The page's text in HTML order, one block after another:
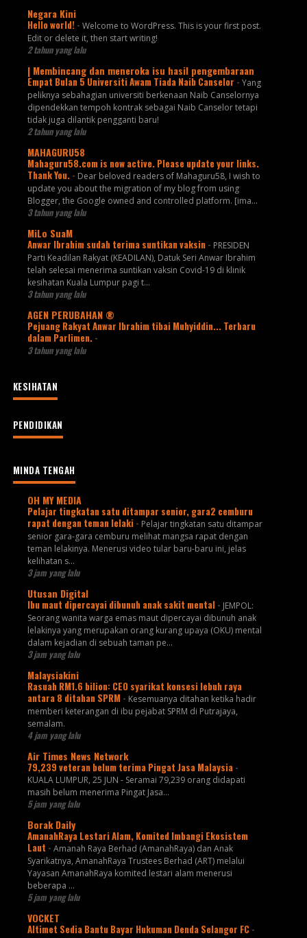
Negara Kini
Hello world! - Welcome to WordPress. This is your first post.
Edit or delete it, then start writing!
2 tahun yang lalu
| Membincang dan meneroka isu hasil pengembaraan
Empat Bulan 5 Universiti Awam Tiada Naib Canselor - Yang
peliknya sebahagian universiti berkenaan Naib Canselornya
dipendekkan tempoh kontrak sebagai Naib Canselor tetapi
tidak juga dilantik pengganti baru!
2 tahun yang lalu
MAHAGURU58
Mahaguru58.com is now active. Please update your links.
Thank You. - Dear beloved readers of Mahaguru58, I wish to
update you about the migration of my blog from using
Blogger, the Google owned and controlled platform. [ima...
3 tahun yang lalu
MiLo SuaM
Anwar Ibrahim sudah terima suntikan vaksin - PRESIDEN
Parti Keadilan Rakyat (KEADILAN), Datuk Seri Anwar Ibrahim
telah selesai menerima suntikan vaksin Covid-19 di klinik
kesihatan Kuala Lumpur pagi t...
3 tahun yang lalu
AGEN PERUBAHAN ®
Pejuang Rakyat Anwar Ibrahim tibai Muhyiddin... Terbaru
dalam Parlimen. -
3 tahun yang lalu
KESIHATAN
PENDIDIKAN
MINDA TENGAH
OH MY MEDIA
Pelajar tingkatan satu ditampar senior, gara2 cemburu
rapat dengan teman lelaki - Pelajar tingkatan satu ditampar
senior gara-gara cemburu melihat mangsa rapat dengan
teman lelakinya. Menerusi video tular baru-baru ini, jelas
kelihatan s...
3 jam yang lalu
Utusan Digital
Ibu maut dipercayai dibunuh anak sakit mental - JEMPOL:
Seorang wanita warga emas maut dipercayai dibunuh anak
lelakinya yang merupakan orang kurang upaya (OKU) mental
dalam kejadian di sebuah taman pe...
3 jam yang lalu
Malaysiakini
Rasuah RM1.6 bilion: CEO syarikat konsesi lebuh raya
antara 8 ditahan SPRM - Kesemuanya ditahan ketika hadir
memberi keterangan di ibu pejabat SPRM di Putrajaya,
semalam.
4 jam yang lalu
Air Times News Network
79,239 veteran belum terima Pingat Jasa Malaysia -
KUALA LUMPUR, 25 JUN - Seramai 79,239 orang didapati
masih belum menerima Pingat Jasa…
5 jam yang lalu
Borak Daily
AmanahRaya Lestari Alam, Komited Imbangi Ekosistem
Laut - Amanah Raya Berhad (AmanahRaya) dan Anak
Syarikatnya, AmanahRaya Trustees Berhad (ART) melalui
Yayasan AmanahRaya komited lestari alam menerusi
beberapa ...
5 jam yang lalu
VOCKET
Altimet Sedia Bantu Bayar Hukuman Denda Selangor FC -